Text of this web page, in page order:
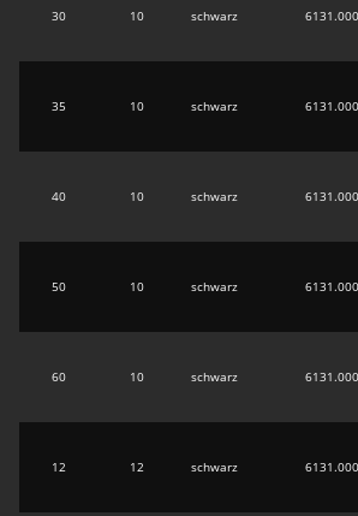
30 10 schwarz
35 10 schwarz
40 10 schwarz
50 10 schwarz
60 10 schwarz
12 12 schwarz